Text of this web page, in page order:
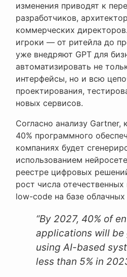
изменения приводят к
разработчиков,
коммерческих
игроки — от ритейла до
уже внедряют GPT для
автоматизировать не
интерфейсы, но и всю
проектирования,
новых сервисов.
Согласно анализу Gartner,
40% программного
компаниях будет
использованием
реестре цифровых
рост числа
low-code на базе
“By 2027, 40% of
applications will be
using AI-based
less than 5% in